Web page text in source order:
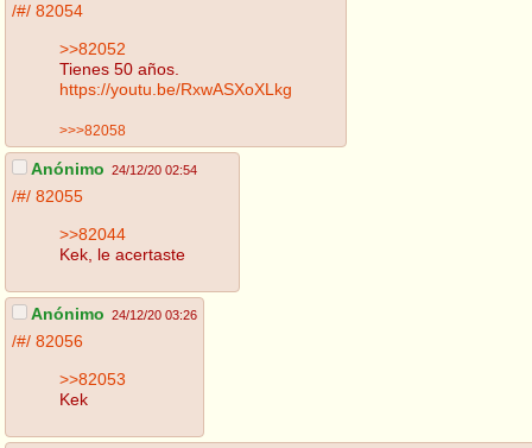
/#/ 82054
>>82052
Tienes 50 años.
https://youtu.be/RxwASXoXLkg
>>>82058
Anónimo 24/12/20 02:54
/#/ 82055
>>82044
Kek, le acertaste
Anónimo 24/12/20 03:26
/#/ 82056
>>82053
Kek